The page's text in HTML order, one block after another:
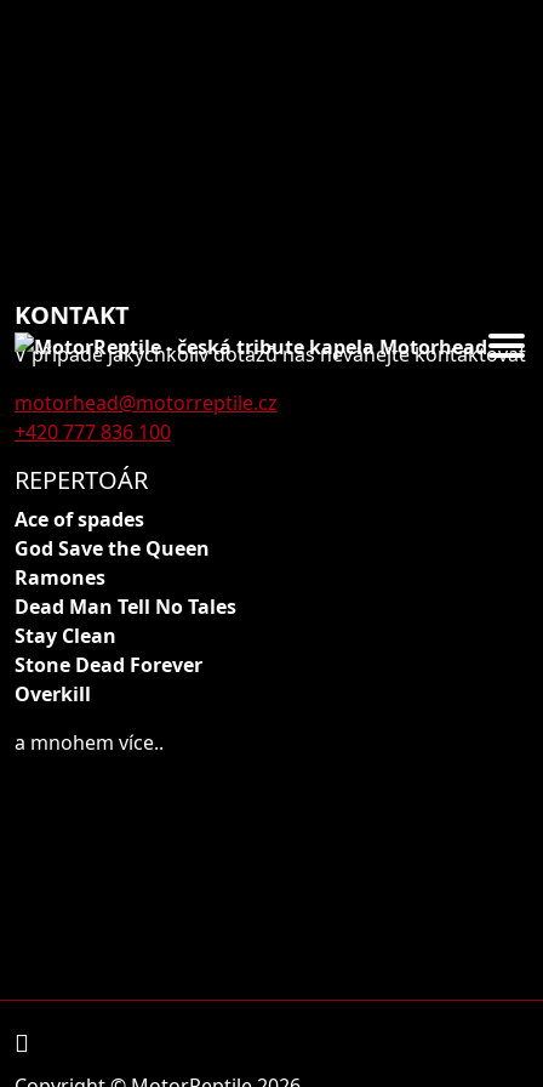
KONTAKT
V případě jakýchkoliv dotazů nás neváhejte kontaktovat
motorhead@motorreptile.cz
+420 777 836 100
REPERTOÁR
Ace of spades
God Save the Queen
Ramones
Dead Man Tell No Tales
Stay Clean
Stone Dead Forever
Overkill
a mnohem více..